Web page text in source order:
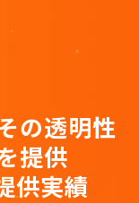
の透明性
提供
供実績